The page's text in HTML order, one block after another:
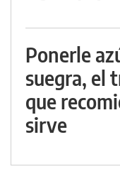
Ponerle
suegra, el
que
sirve